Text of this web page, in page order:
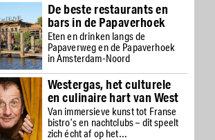
Westergas, het culturele
en culinaire hart van West
Van immersieve kunst tot Franse
bistro’s en nachtclubs – dit speelt
zich écht af op het
Chique dineren aan het
Amsterdamse water
Van het IJ in de Houthavens tot
de Amstel in het Amstelkwartier
en een dijkdorpje aan het IJmeer